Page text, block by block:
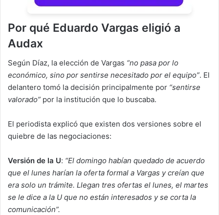
Por qué Eduardo Vargas eligió a
Audax
Según Díaz, la elección de Vargas “no pasa por lo
económico, sino por sentirse necesitado por el equipo”. El
delantero tomó la decisión principalmente por “sentirse
valorado” por la institución que lo buscaba.
El periodista explicó que existen dos versiones sobre el
quiebre de las negociaciones:
Versión de la U: “El domingo habían quedado de acuerdo
que el lunes harían la oferta formal a Vargas y creían que
era solo un trámite. Llegan tres ofertas el lunes, el martes
se le dice a la U que no están interesados y se corta la
comunicación”.